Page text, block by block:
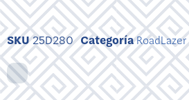
SKU25D280 CategoríaRoadLazer